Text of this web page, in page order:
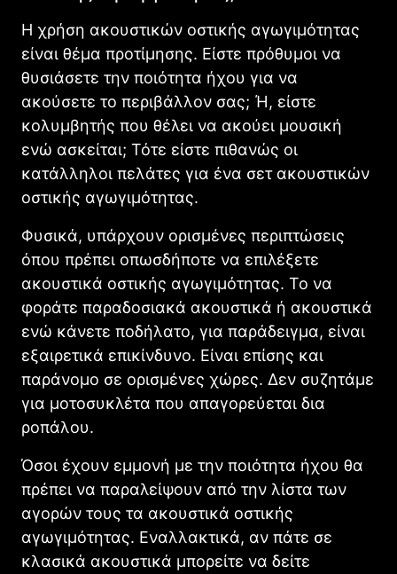
Η χρήση ακουστικών οστικής αγωγιμότητας
είναι θέμα προτίμησης. Είστε πρόθυμοι να
θυσιάσετε την ποιότητα ήχου για να
ακούσετε το περιβάλλον σας; Ή, είστε
κολυμβητής που θέλει να ακούει μουσική
ενώ ασκείται; Τότε είστε πιθανώς οι
κατάλληλοι πελάτες για ένα σετ ακουστικών
οστικής αγωγιμότητας.
Φυσικά, υπάρχουν ορισμένες περιπτώσεις
όπου πρέπει οπωσδήποτε να επιλέξετε
ακουστικά οστικής αγωγιμότητας. Το να
φοράτε παραδοσιακά ακουστικά ή ακουστικά
ενώ κάνετε ποδήλατο, για παράδειγμα, είναι
εξαιρετικά επικίνδυνο. Είναι επίσης και
παράνομο σε ορισμένες χώρες. Δεν συζητάμε
για μοτοσυκλέτα που απαγορεύεται δια
ροπάλου.
Όσοι έχουν εμμονή με την ποιότητα ήχου θα
πρέπει να παραλείψουν από την λίστα των
αγορών τους τα ακουστικά οστικής
αγωγιμότητας. Εναλλακτικά, αν πάτε σε
κλασικά ακουστικά μπορείτε να δείτε